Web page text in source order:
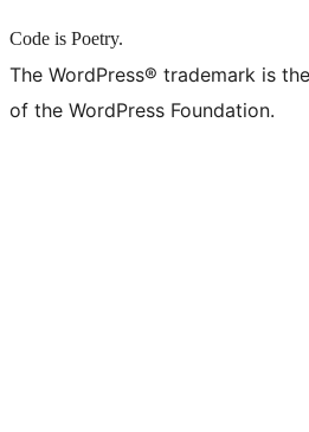
Code is Poetry.
The WordPress® trademark is
of the WordPress Foundation.